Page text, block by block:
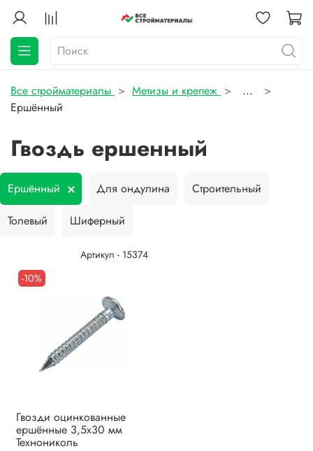
Все стройматериалы Метизы и крепеж
...
Ершённый
Гвоздь ершенный
Ершённый Для ондулина
Строительный
Толевый
Шиферный
Артикул - 15374
-10%
Гвозди оцинкованные
ершённые 3,5х30 мм
Технониколь